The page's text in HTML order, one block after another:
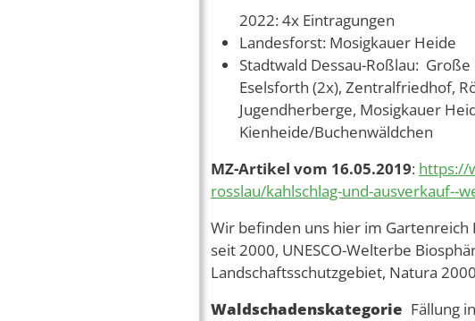
2022: 4x Eintragungen
Landesforst: Mosigkauer Heide
Stadtwald Dessau-Roßlau:
Eselsforth (2x), Zentralfriedhof,
Jugendherberge, Mosigkauer
Kienheide/Buchenwäldchen
MZ-Artikel vom 16.05.2019: https://
rosslau/kahlschlag-und-ausverkauf--
Wir befinden uns hier im Gartenreich
seit 2000, UNESCO-Welterbe
Landschaftsschutzgebiet, Natura
Waldschadenskategorie Fällung